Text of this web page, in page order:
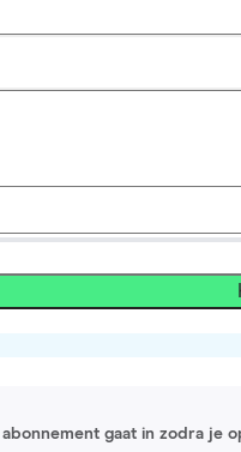
gaat in zodra je